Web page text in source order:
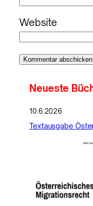
Website
Neueste
10.6.2026
Textausgabe